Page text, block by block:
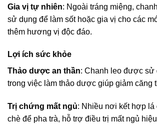
Gia vị tự nhiên: Ngoài tráng miệng,
sử dụng để làm sốt hoặc gia vị cho các
thêm hương vị độc đáo.
Lợi ích sức khỏe
Thảo dược an thần: Chanh leo được sử
trong việc làm thảo dược giúp giảm căng
Trị chứng mất ngủ: Nhiều nơi kết hợp lá
chè để pha trà, hỗ trợ điều trị mất ngủ